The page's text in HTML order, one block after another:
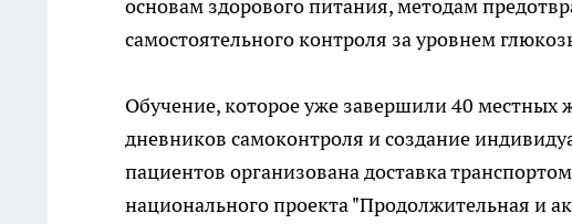
основам здорового питания, методам
самостоятельного контроля за уровнем
Обучение, которое уже завершили 40 местных
дневников самоконтроля и создание
пациентов организована доставка
национального проекта "Продолжительная и